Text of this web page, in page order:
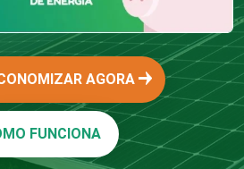
AGORA
FUNCIONA